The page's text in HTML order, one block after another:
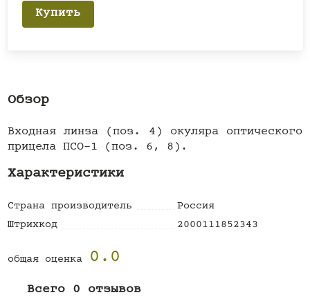
Купить
Обзор
Входная линза (поз. 4) окуляра оптического
прицела ПСО-1 (поз. 6, 8).
Характеристики
Страна производитель
Россия
Штрихкод
2000111852343
0.0
общая оценка
Всего 0 отзывов